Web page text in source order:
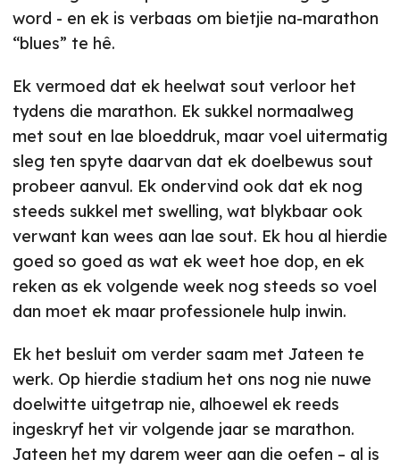
word - en ek is verbaas om bietjie na-marathon
“blues” te hê.
Ek vermoed dat ek heelwat sout verloor het
tydens die marathon. Ek sukkel normaalweg
met sout en lae bloeddruk, maar voel uitermatig
sleg ten spyte daarvan dat ek doelbewus sout
probeer aanvul. Ek ondervind ook dat ek nog
steeds sukkel met swelling, wat blykbaar ook
verwant kan wees aan lae sout. Ek hou al hierdie
goed so goed as wat ek weet hoe dop, en ek
reken as ek volgende week nog steeds so voel
dan moet ek maar professionele hulp inwin.
Ek het besluit om verder saam met Jateen te
werk. Op hierdie stadium het ons nog nie nuwe
doelwitte uitgetrap nie, alhoewel ek reeds
ingeskryf het vir volgende jaar se marathon.
Jateen het my darem weer aan die oefen – al is